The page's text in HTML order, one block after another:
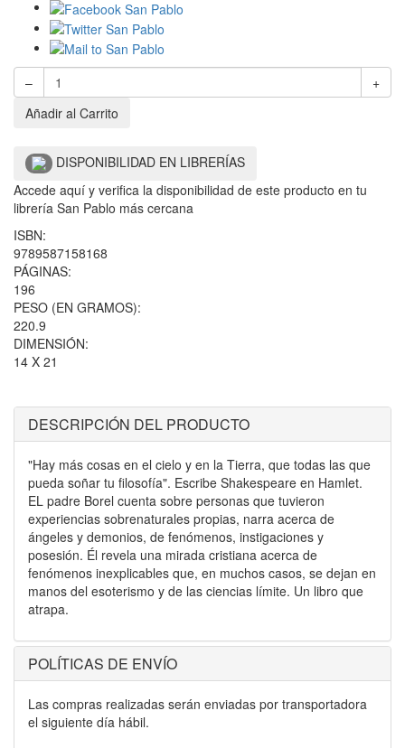
–
+
Añadir al Carrito
DISPONIBILIDAD EN LIBRERÍAS
Accede aquí y verifica la disponibilidad de este producto en tu
librería San Pablo más cercana
ISBN:
9789587158168
PÁGINAS:
196
PESO (EN GRAMOS):
220.9
DIMENSIÓN:
14 X 21
DESCRIPCIÓN DEL PRODUCTO
"Hay más cosas en el cielo y en la Tierra, que todas las que
pueda soñar tu filosofía". Escribe Shakespeare en Hamlet.
EL padre Borel cuenta sobre personas que tuvieron
experiencias sobrenaturales propias, narra acerca de
ángeles y demonios, de fenómenos, instigaciones y
posesión. Él revela una mirada cristiana acerca de
fenómenos inexplicables que, en muchos casos, se dejan en
manos del esoterismo y de las ciencias límite. Un libro que
atrapa.
POLÍTICAS DE ENVÍO
Las compras realizadas serán enviadas por transportadora
el siguiente día hábil.